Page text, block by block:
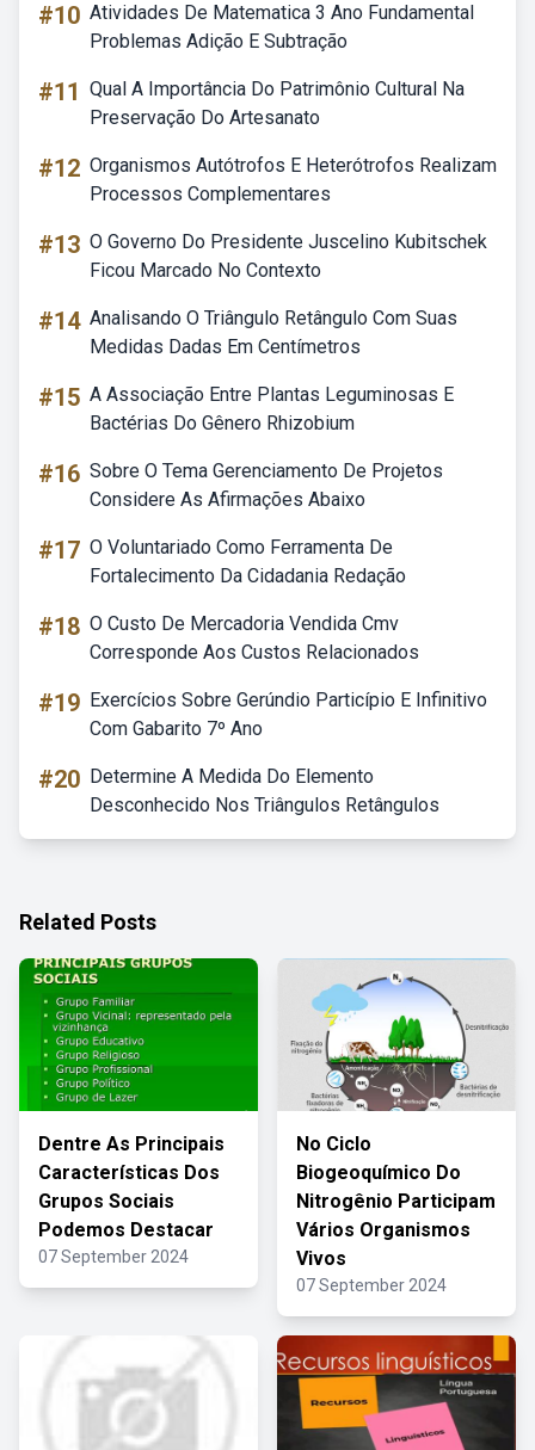
#10 Atividades De Matematica 3 Ano Fundamental
Problemas Adição E Subtração
#11 Qual A Importância Do Patrimônio Cultural Na
Preservação Do Artesanato
#12 Organismos Autótrofos E Heterótrofos Realizam
Processos Complementares
#13 O Governo Do Presidente Juscelino Kubitschek
Ficou Marcado No Contexto
#14 Analisando O Triângulo Retângulo Com Suas
Medidas Dadas Em Centímetros
#15 A Associação Entre Plantas Leguminosas E
Bactérias Do Gênero Rhizobium
#16 Sobre O Tema Gerenciamento De Projetos
Considere As Afirmações Abaixo
#17 O Voluntariado Como Ferramenta De
Fortalecimento Da Cidadania Redação
#18 O Custo De Mercadoria Vendida Cmv
Corresponde Aos Custos Relacionados
#19 Exercícios Sobre Gerúndio Particípio E Infinitivo
Com Gabarito 7º Ano
#20 Determine A Medida Do Elemento
Desconhecido Nos Triângulos Retângulos
Related Posts
Dentre As Principais
Características Dos
Grupos Sociais
Podemos Destacar
07 September 2024
No Ciclo
Biogeoquímico Do
Nitrogênio Participam
Vários Organismos
Vivos
07 September 2024